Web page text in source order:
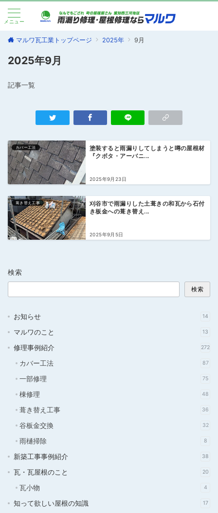
メニュー
マルワ瓦工業トップページ 2025年 9月
2025年9月
記事一覧
カバー工法
塗装すると雨漏りしてしまうと噂の屋根材
『クボタ・アーバニ...
2025年9月23日
葺き替え工事
刈谷市で雨漏りした土葺きの和瓦から石付
き板金への葺き替え...
2025年9月5日
検索
検索
お知らせ 14
マルワのこと 13
修理事例紹介 272
カバー工法 87
一部修理 75
棟修理 48
葺き替え工事 36
谷板金交換 32
雨樋掃除 8
新築工事事例紹介 38
瓦・瓦屋根のこと 20
瓦小物 4
知って欲しい屋根の知識 17